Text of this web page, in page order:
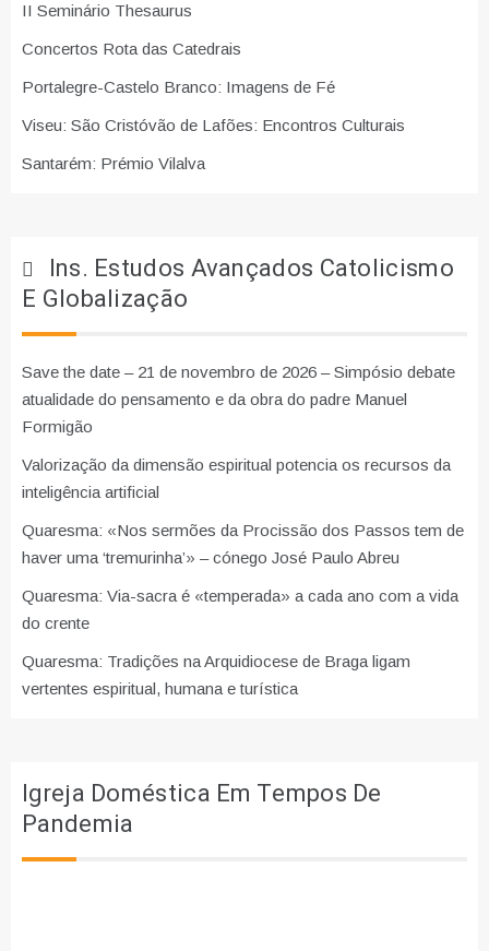
II Seminário Thesaurus
Concertos Rota das Catedrais
Portalegre-Castelo Branco: Imagens de Fé
Viseu: São Cristóvão de Lafões: Encontros Culturais
Santarém: Prémio Vilalva
Ins. Estudos Avançados Catolicismo
E Globalização
Save the date – 21 de novembro de 2026 – Simpósio debate
atualidade do pensamento e da obra do padre Manuel
Formigão
Valorização da dimensão espiritual potencia os recursos da
inteligência artificial
Quaresma: «Nos sermões da Procissão dos Passos tem de
haver uma ‘tremurinha’» – cónego José Paulo Abreu
Quaresma: Via-sacra é «temperada» a cada ano com a vida
do crente
Quaresma: Tradições na Arquidiocese de Braga ligam
vertentes espiritual, humana e turística
Igreja Doméstica Em Tempos De
Pandemia